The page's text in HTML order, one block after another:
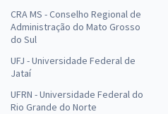
CRA MS - Conselho Regional de
Administração do Mato Grosso
do Sul
UFJ - Universidade Federal de
Jataí
UFRN - Universidade Federal do
Rio Grande do Norte